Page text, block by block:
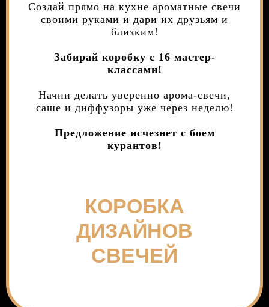
Создай прямо на кухне ароматные свечи
своими руками и дари их друзьям и
близким!
Забирай коробку с 16 мастер-
классами!
Начни делать уверенно арома-свечи,
саше и диффузоры уже через неделю!
Предложение исчезнет с боем
курантов!
КОРОБКА
ДИЗАЙНОВ
СВЕЧЕЙ